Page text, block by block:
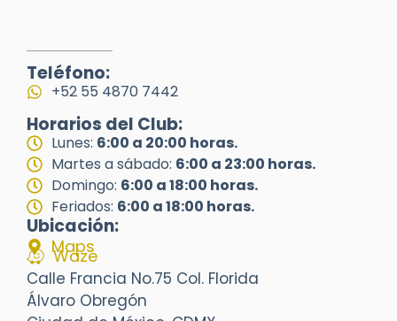
Teléfono:
+52 55 4870 7442
Horarios del Club:
Lunes: 6:00 a 20:00 horas.
Martes a sábado: 6:00 a 23:00 horas.
Domingo: 6:00 a 18:00 horas.
Feriados: 6:00 a 18:00 horas.
Ubicación:
Maps
Waze
Calle Francia No.75 Col. Florida
Álvaro Obregón